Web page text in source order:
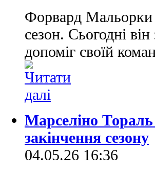
Форвард Мальорки
сезон. Сьогодні
допоміг своїй
Марселіно
закінчення сезону
04.05.26 16:36